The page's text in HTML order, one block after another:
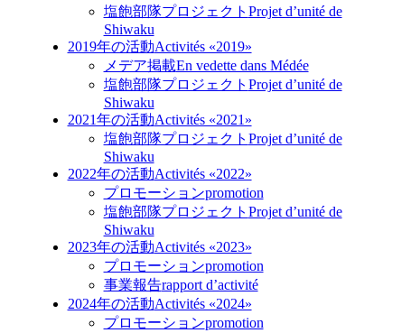
塩飽部隊プロジェクト Projet d’unité de
Shiwaku
2019年の活動Activités «2019»
メデア掲載En vedette dans Médée
塩飽部隊プロジェクト Projet d’unité de
Shiwaku
2021年の活動Activités «2021»
塩飽部隊プロジェクト Projet d’unité de
Shiwaku
2022年の活動Activités «2022»
プロモーションpromotion
塩飽部隊プロジェクト Projet d’unité de
Shiwaku
2023年の活動Activités «2023»
プロモーションpromotion
事業報告rapport d’activité
2024年の活動Activités «2024»
プロモーションpromotion